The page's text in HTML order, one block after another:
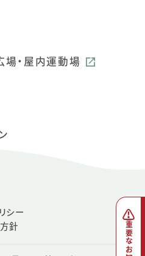
場・屋内運動場
シー
針